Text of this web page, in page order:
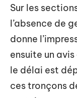
Sur les
l’absence de
donne
ensuite un
le délai est
ces tronçons